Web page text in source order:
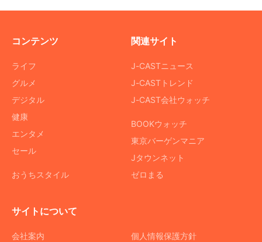
コンテンツ
ライフ
グルメ
デジタル
健康
エンタメ
セール
おうちスタイル
関連サイト
J-CASTニュース
J-CASTトレンド
J-CAST会社ウォッチ
BOOKウォッチ
東京バーゲンマニア
Jタウンネット
ゼロまる
サイトについて
会社案内 個人情報保護方針